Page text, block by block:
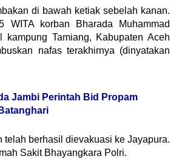
di bawah ketiak sebelah kanan.
WITA korban Bharada Muhammad
kampung Tamiang, Kabupaten Aceh
nafas terakhirnya (dinyatakan
Jambi Perintah Bid Propam
telah berhasil dievakuasi ke Jayapura.
Sakit Bhayangkara Polri.